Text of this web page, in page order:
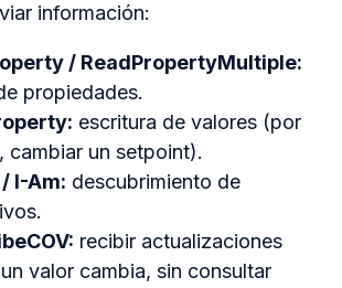
información:
/ ReadPropertyMultiple:
propiedades.
escritura de valores (por
cambiar un setpoint).
I-Am: descubrimiento de
recibir actualizaciones
valor cambia, sin consultar